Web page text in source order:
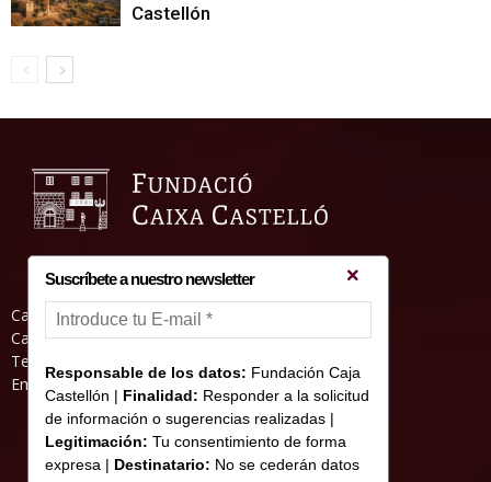
Castellón
Casa Abadia, Pl. de la Hierba s/nº, 12001
Castelló de la Plana
Teléfono: 964 23 25 51
Email: informacion@fundacioncajacastellon.es
Suscríbete a nuestro newsletter
Responsable de los datos: Fundación Caja
Castellón | Finalidad: Responder a la solicitud
de información o sugerencias realizadas |
Legitimación: Tu consentimiento de forma
expresa | Destinatario: No se cederán datos